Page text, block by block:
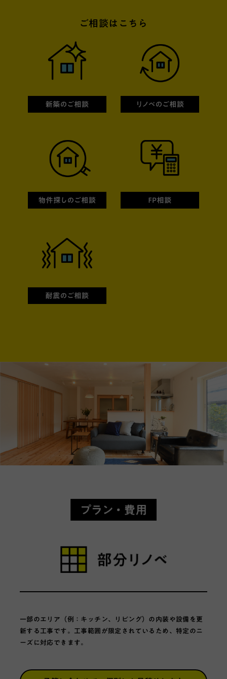
ご相談はこちら
新築のご相談
物件探しのご相談
一部のエリア（例：キッチン、リビング）の内装や設備を更
新する工事です。工事範囲が限定されているため、特定のニ
ーズに対応できます。